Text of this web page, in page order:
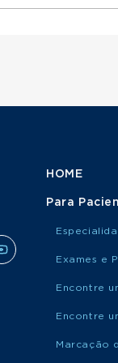
HOME
Para
Exames e
Encontre
Encontre
Marcação